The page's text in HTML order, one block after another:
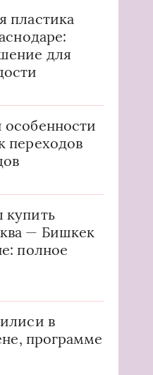
пластика
для
переходов
— Бишкек
полное
в
программе